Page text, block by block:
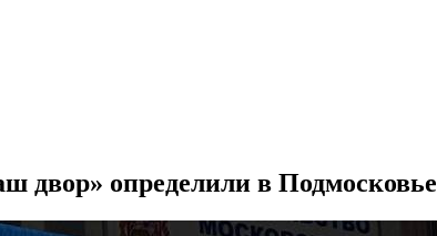
двор» определили в Подмосковье